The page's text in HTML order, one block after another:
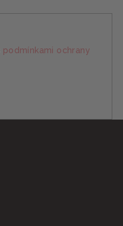
podmínkami ochrany